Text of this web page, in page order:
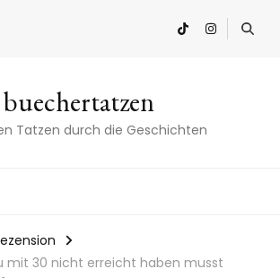
buechertatzen
Tatzen durch die Geschichten
mit 30 nicht erreicht haben musst